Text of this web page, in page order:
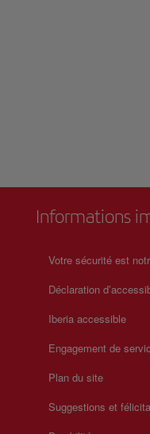
Informations
Votre sécurité est
Déclaration
Iberia accessible
Engagement de
Plan du site
Suggestions et